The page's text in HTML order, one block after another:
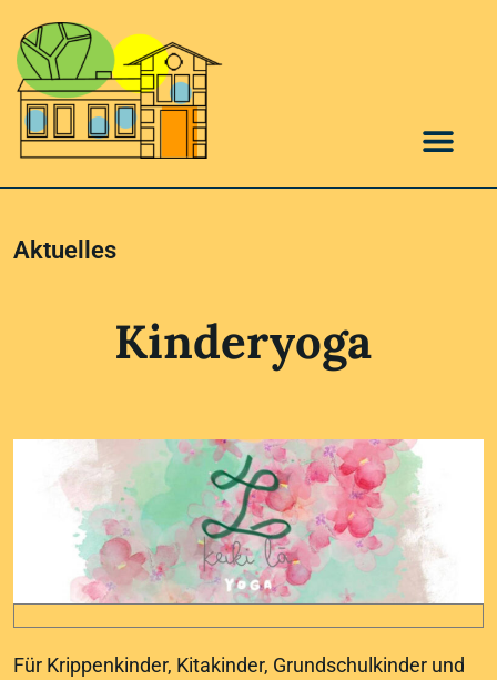
Aktuelles
Kinderyoga
Für Krippenkinder, Kitakinder, Grundschulkinder und